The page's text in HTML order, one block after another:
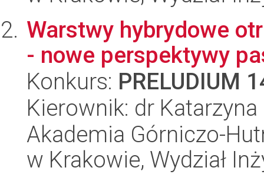
Warstwy hybrydowe
- nowe perspektywy
Konkurs: PRELUDIUM
Kierownik: dr Katarzyna
Akademia Górniczo-
w Krakowie, Wydział